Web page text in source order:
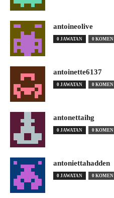
antoineolive
0 JAWATAN 0 KOMEN
antoinette6137
0 JAWATAN 0 KOMEN
antonettaihg
0 JAWATAN 0 KOMEN
antoniettahadden
0 JAWATAN 0 KOMEN